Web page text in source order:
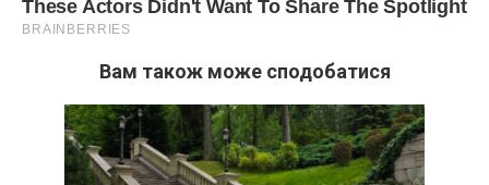
стоїть, за законом має дуже цікавий статус. Ти можеш
претендувати на половину вартості будматеріалів, якщо
Галина підхопилася, її обличчя перекосилося від злості.
— Ти це спеціально підлаштувала! — закричала вона. — Ти
Вам також може сподобатися